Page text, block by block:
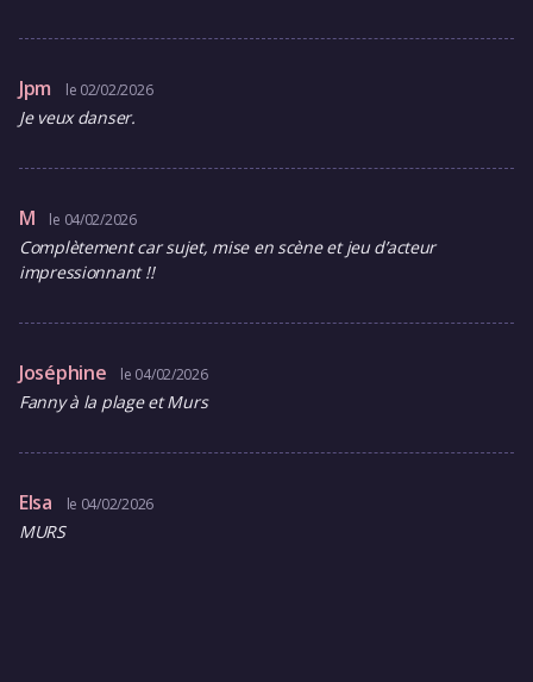
Jpm le 02/02/2026
Je veux danser.
M le 04/02/2026
Complètement car sujet, mise en scène et jeu d’acteur
impressionnant !!
Joséphine le 04/02/2026
Fanny à la plage et Murs
Elsa le 04/02/2026
MURS